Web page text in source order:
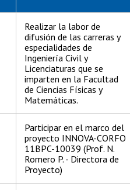
Realizar la labor de
difusión de las carreras y
especialidades de
Ingeniería Civil y
Licenciaturas que se
imparten en la Facultad
de Ciencias Físicas y
Matemáticas.
Participar en el marco del
proyecto INNOVA-CORFO
11BPC-10039 (Prof. N.
Romero P. - Directora de
Proyecto)